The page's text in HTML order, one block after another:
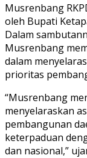
Musrenbang
oleh Bupati
Dalam
Musrenbang
dalam
prioritas
“Musrenbang
menyelaraskan
pembangunan
keterpaduan
dan nasional,”